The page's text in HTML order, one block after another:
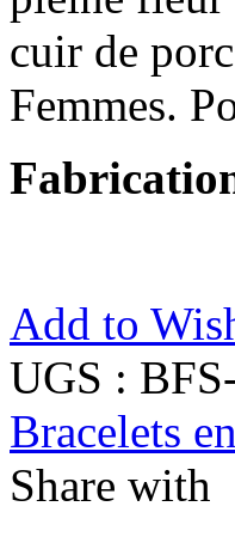
cuir de
Femmes.
Add to
UGS :
Bracelets
Share with